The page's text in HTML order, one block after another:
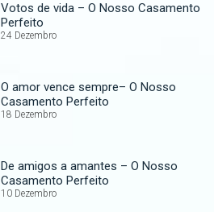
Votos de vida – O Nosso Casamento
Perfeito
24 Dezembro
O amor vence sempre– O Nosso
Casamento Perfeito
18 Dezembro
De amigos a amantes – O Nosso
Casamento Perfeito
10 Dezembro